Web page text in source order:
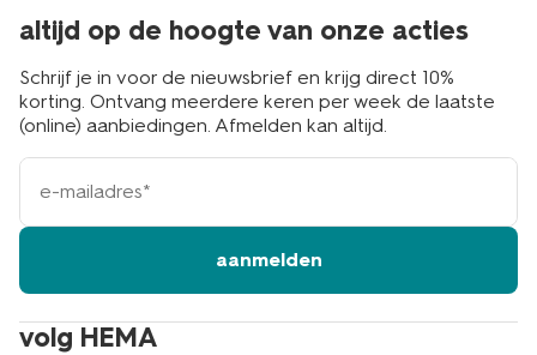
volg HEMA
altijd op de hoogte van onze acties
Schrijf je in voor de nieuwsbrief en krijg direct 10%
korting. Ontvang meerdere keren per week de laatste
(online) aanbiedingen. Afmelden kan altijd.
e-
mailadres
aanmelden